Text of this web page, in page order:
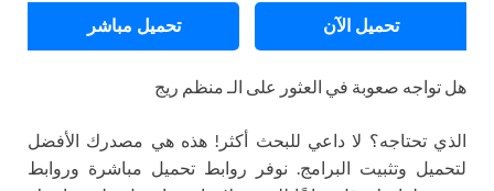
تحميل الآن تحميل مباشر
هل تواجه صعوبة في العثور على الـ منظم ريج
الذي تحتاجه؟ لا داعي للبحث أكثر! هذه هي مصدرك الأفضل
لتحميل وتثبيت البرامج. نوفر روابط تحميل مباشرة وروابط